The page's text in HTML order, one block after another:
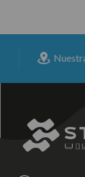
Nuestras